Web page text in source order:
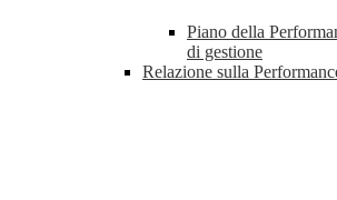
Piano della
di gestione
Relazione sulla